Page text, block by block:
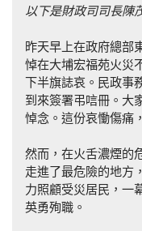
以下是財政司司長陳
昨天早上在政府總部
悼在大埔宏福苑火災
下半旗誌哀。民政事
到來簽署弔唁冊。大
悼念。這份哀慟傷痛
然而，在火舌濃煙的
走進了最危險的地方
力照顧受災居民，一
英勇殉職。